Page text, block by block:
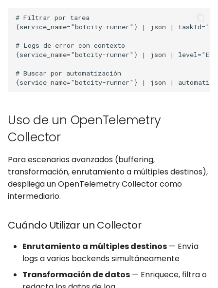
Uso de un OpenTelemetry
Collector
Para escenarios avanzados (buffering,
transformación, enrutamiento a múltiples destinos),
despliega un OpenTelemetry Collector como
intermediario.
Cuándo Utilizar un Collector
Enrutamiento a múltiples destinos — Envía
logs a varios backends simultáneamente
Transformación de datos — Enriquece, filtra o